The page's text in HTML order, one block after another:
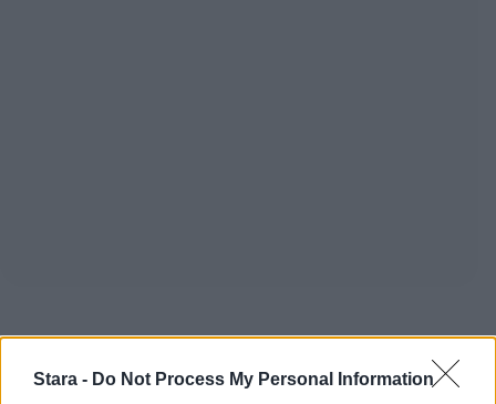
Stara - Do Not Process My Personal Information
Staran luetuimmat